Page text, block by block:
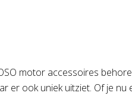
motor accessoires
ook uniek uitziet. Of je nu